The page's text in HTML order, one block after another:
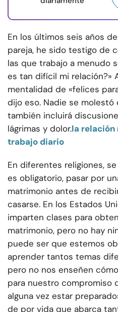
En los últimos seis años
pareja, he sido testigo de
las que trabajo a menudo
es tan difícil mi relación?»
mentalidad de «felices
dijo eso. Nadie se molestó
también incluirá
lágrimas y dolor.la relación
trabajo diario
En diferentes religiones,
es obligatorio, pasar por
matrimonio antes de
casarse. En los Estados
imparten clases para
matrimonio, pero no hay
puede ser que estemos
aprender tantos temas
pero no nos enseñen
para nuestro compromiso
alguna vez estar
de por vida que abarca